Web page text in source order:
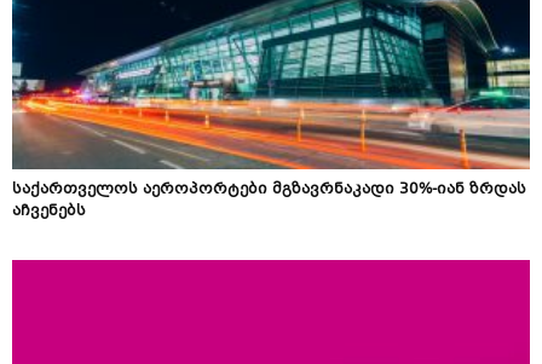
საქართველოს აეროპორტები მგზავრნაკადი 30%-იან ზრდას
აჩვენებს